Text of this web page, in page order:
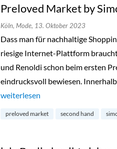
Preloved Market by
Köln, Mode, 13. Oktober 2023
Dass man für nachhaltige
riesige Internet-Plattform
und Renoldi schon beim ersten
eindrucksvoll bewiesen.
„Preloved Market by Simon &
weiterlesen
preloved market second hand